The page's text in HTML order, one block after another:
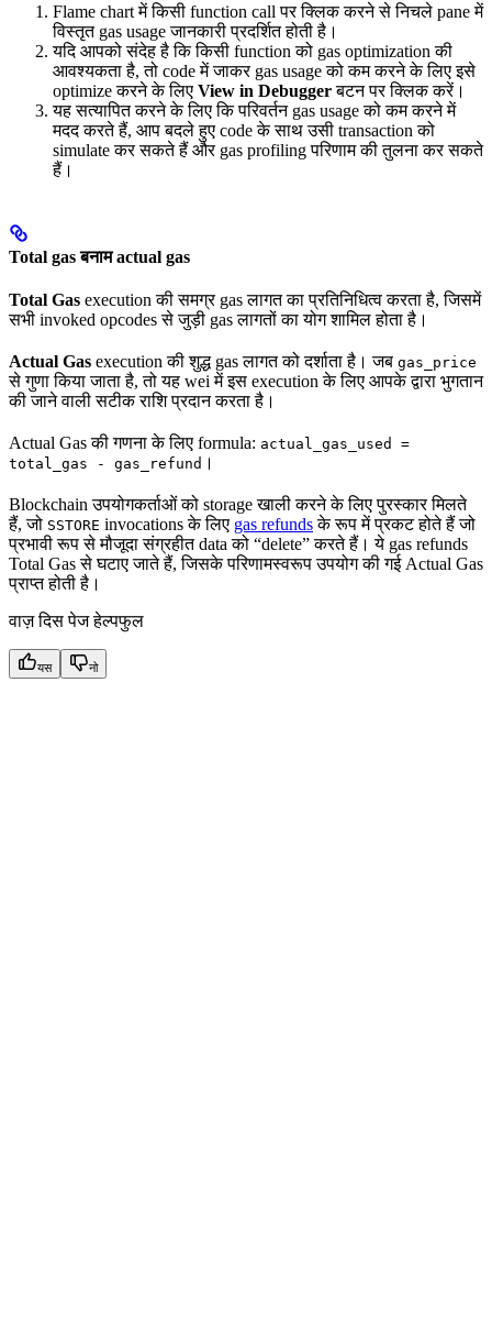
Flame chart में किसी function call पर क्लिक करने से निचले pane में
विस्तृत gas usage जानकारी प्रदर्शित होती है।
यदि आपको संदेह है कि किसी function को gas optimization की
आवश्यकता है, तो code में जाकर gas usage को कम करने के लिए इसे
optimize करने के लिए View in Debuggerबटन पर क्लिक करें।
यह सत्यापित करने के लिए कि परिवर्तन gas usage को कम करने में
मदद करते हैं, आप बदले हुए code के साथ उसी transaction को
simulate कर सकते हैं और gas profiling परिणाम की तुलना कर सकते
हैं।
Total gas बनाम actual gas
Total Gas execution की समग्र gas लागत का प्रतिनिधित्व करता है, जिसमें
सभी invoked opcodes से जुड़ी gas लागतों का योग शामिल होता है।
Actual Gas execution की शुद्ध gas लागत को दर्शाता है। जब gas_price
से गुणा किया जाता है, तो यह wei में इस execution के लिए आपके द्वारा भुगतान
की जाने वाली सटीक राशि प्रदान करता है।
Actual Gas की गणना के लिए formula: actual_gas_used =
total_gas - gas_refund ।
Blockchain उपयोगकर्ताओं को storage खाली करने के लिए पुरस्कार मिलते
हैं, जो SSTORE invocations के लिए gas refundsके रूप में प्रकट होते हैं जो
प्रभावी रूप से मौजूदा संग्रहीत data को “delete” करते हैं। ये gas refunds
Total Gas से घटाए जाते हैं, जिसके परिणामस्वरूप उपयोग की गई Actual Gas
प्राप्त होती है।
वाज़ दिस पेज हेल्पफुल
यस नो